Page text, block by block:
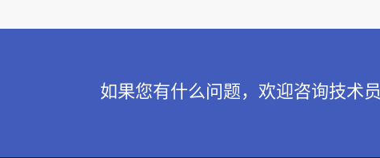
如果您有什么问题，欢迎咨询技术员